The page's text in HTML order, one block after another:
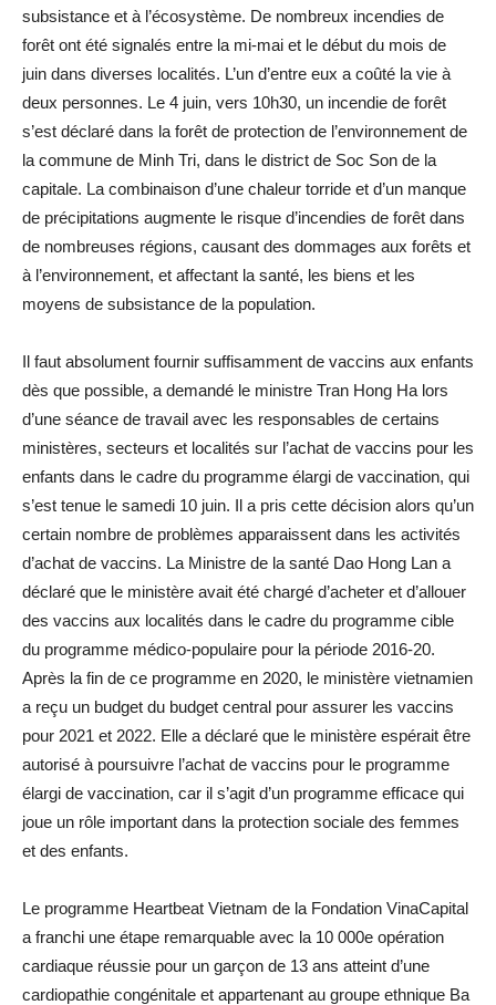
subsistance et à l’écosystème. De nombreux incendies de
forêt ont été signalés entre la mi-mai et le début du mois de
juin dans diverses localités. L’un d’entre eux a coûté la vie à
deux personnes. Le 4 juin, vers 10h30, un incendie de forêt
s’est déclaré dans la forêt de protection de l’environnement de
la commune de Minh Tri, dans le district de Soc Son de la
capitale. La combinaison d’une chaleur torride et d’un manque
de précipitations augmente le risque d’incendies de forêt dans
de nombreuses régions, causant des dommages aux forêts et
à l’environnement, et affectant la santé, les biens et les
moyens de subsistance de la population.
Il faut absolument fournir suffisamment de vaccins aux enfants
dès que possible, a demandé le ministre Tran Hong Ha lors
d’une séance de travail avec les responsables de certains
ministères, secteurs et localités sur l’achat de vaccins pour les
enfants dans le cadre du programme élargi de vaccination, qui
s’est tenue le samedi 10 juin. Il a pris cette décision alors qu’un
certain nombre de problèmes apparaissent dans les activités
d’achat de vaccins. La Ministre de la santé Dao Hong Lan a
déclaré que le ministère avait été chargé d’acheter et d’allouer
des vaccins aux localités dans le cadre du programme cible
du programme médico-populaire pour la période 2016-20.
Après la fin de ce programme en 2020, le ministère vietnamien
a reçu un budget du budget central pour assurer les vaccins
pour 2021 et 2022. Elle a déclaré que le ministère espérait être
autorisé à poursuivre l’achat de vaccins pour le programme
élargi de vaccination, car il s’agit d’un programme efficace qui
joue un rôle important dans la protection sociale des femmes
et des enfants.
Le programme Heartbeat Vietnam de la Fondation VinaCapital
a franchi une étape remarquable avec la 10 000e opération
cardiaque réussie pour un garçon de 13 ans atteint d’une
cardiopathie congénitale et appartenant au groupe ethnique Ba